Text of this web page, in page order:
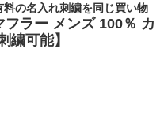
の名入れ刺繍を同じ買い物
フラー メンズ 100％ カ
繍可能】